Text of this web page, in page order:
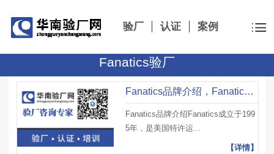
验厂 认证 案例
Fanatics验厂
Fanatics品牌介绍，Fanatics验厂项目及注意事项
Fanatics品牌介绍Fanatics成立于199
5年，是美国特许运...
【详情】